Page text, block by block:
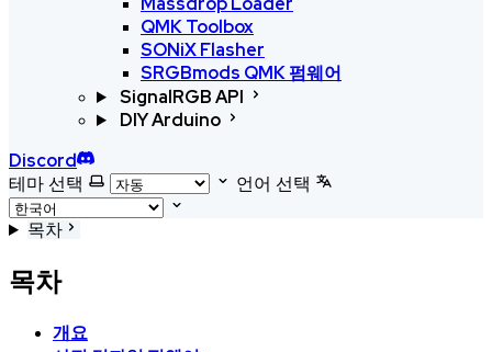
QMK Toolbox
SONiX Flasher
SRGBmods QMK 펌웨어
SignalRGB API
DIY Arduino
Discord
테마 선택 언어 선택
목차
목차
개요